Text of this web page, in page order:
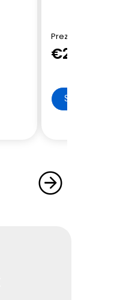
Prezzo Renord
€24.890
SCHEDA